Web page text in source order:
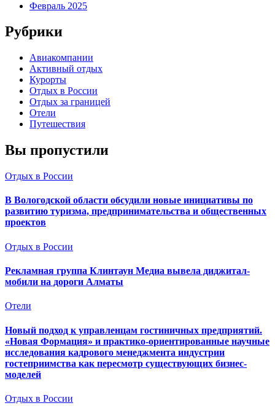
Февраль 2025
Рубрики
Авиакомпании
Активный отдых
Курорты
Отдых в России
Отдых за границей
Отели
Путешествия
Вы пропустили
Отдых в России
В Вологодской области обсудили новые инициативы по
развитию туризма, предпринимательства и общественных
проектов
Отдых в России
Рекламная группа Клинтаун Медиа вывела диджитал-
мобили на дороги Алматы
Отели
Новый подход к управленцам гостиничных предприятий.
«Новая Формация» и практико-ориентированные научные
исследования кадрового менеджмента индустрии
гостеприимства как пересмотр существующих бизнес-
моделей
Отдых в России